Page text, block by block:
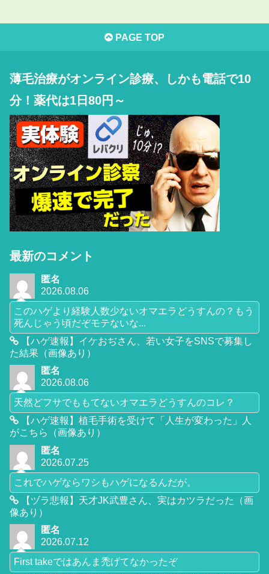
PAGE TOP
薄毛治療がオンライン診療、しかも電話で10
分！薬代は1日80円～
最新のコメント
匿名
2026.08.06
このハゲより経験人数少ないオマエラどうすんの？もう
死んじゃう頃だぞモテないな...
【ハゲ速報】イケおぢさん、若い女子をSNSで募集し
た結果（画像あり）
匿名
2026.08.06
天然どフサでももてないオマエラどうすんのコレ？
【ハゲ速報】植毛手術を受けて「人生が変わった」人
がこちら（画像あり）
匿名
2026.07.25
これでハゲならワシもハゲになるんだが。
【ヅラ悲報】天才JK武豊さん、実はカツラだった（画
像あり）
匿名
2026.07.12
First takeではあんま禿げてなかったぞ